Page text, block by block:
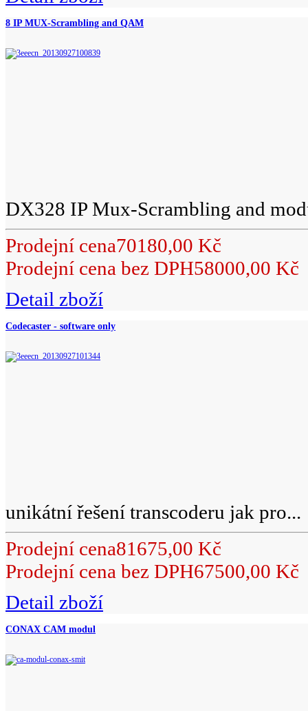
8 IP MUX-Scrambling and QAM
DX328 IP Mux-Scrambling and
Prodejní cena70180,00 Kč
Prodejní cena bez DPH58000,00 Kč
Detail zboží
Codecaster - software only
unikátní řešení transcoderu jak pro...
Prodejní cena81675,00 Kč
Prodejní cena bez DPH67500,00 Kč
Detail zboží
CONAX CAM modul